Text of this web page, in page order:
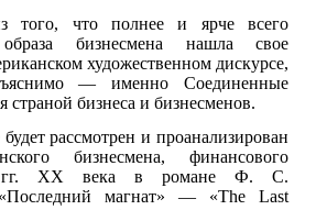
того, что полнее и ярче всего
образа бизнесмена нашла свое
художественном дискурсе,
— именно Соединенные
бизнеса и бизнесменов.
рассмотрен и проанализирован
бизнесмена, финансового
гг. ХХ века в романе Ф. С.
магнат» — «The Last